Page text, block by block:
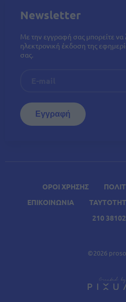
A
ΟΡΟΙ ΧΡΗΣΗΣ
ΕΠΙΚΟΙΝΩΝΙΑ
210
©2026
Newsletter
Με την εγγραφή σας μπορείτε να
ηλεκτρονική έκδοση της
σας.